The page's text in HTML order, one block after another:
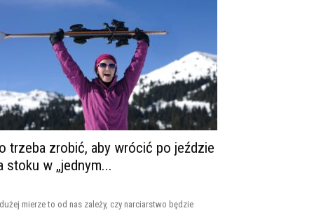
trzeba zrobić, aby wrócić po jeździe
stoku w „jednym...
mierze to od nas zależy, czy narciarstwo będzie